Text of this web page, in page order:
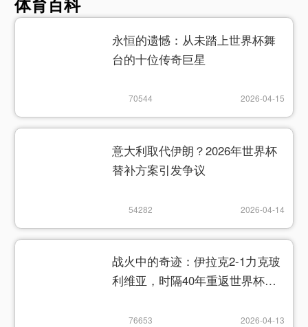
永恒的遗憾：从未踏上世界杯舞
台的十位传奇巨星
70544 2026-04-15
意大利取代伊朗？2026年世界杯
替补方案引发争议
54282 2026-04-14
战火中的奇迹：伊拉克2-1力克玻
利维亚，时隔40年重返世界杯舞
76653 2026-04-13